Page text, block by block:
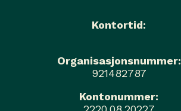
Kontortid:
Organisasjonsnummer:
921482787
Kontonummer: